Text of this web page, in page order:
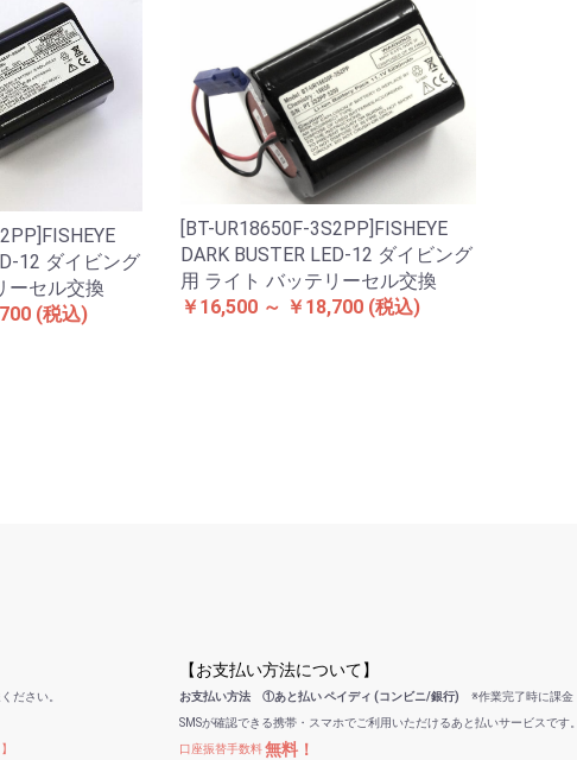
12 ダイビング
ーセル交換
(税込)
[BT-UR18650F-3S2PP]FISHEYE
DARK BUSTER LED-12 ダイビング
用 ライト バッテリーセル交換
￥16,500 ～ ￥18,700 (税込)
ださい。
【お支払い方法について】
お支払い方法 ①あと払い ペイディ (コンビニ/銀行) ※作業完了時に課金
SMSが確認できる携帯・スマホでご利用いただけるあと払いサービスです。
口座振替手数料無料！